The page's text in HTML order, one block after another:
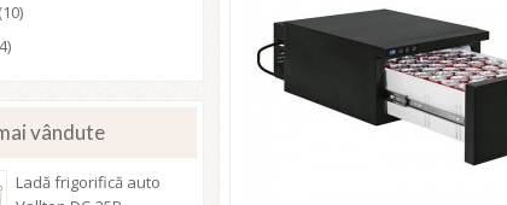
vândute
Ladă frigorifică auto